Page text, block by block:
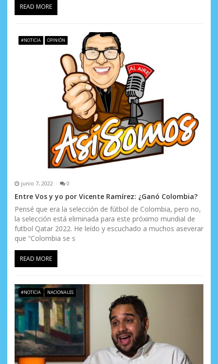
READ MORE
#NOTICIA OPINIÓN
junio 7, 2022 0
Entre Vos y yo por Vicente Ramírez: ¿Ganó Colombia?
Pensé que era la selección de fútbol de Colombia, pero no,
la selección está eliminada para este próximo mundial de
futbol Qatar 2022. He leído y escuchado a muchos aseverar
que “Colombia se s
READ MORE
#NOTICIA NACIONALES